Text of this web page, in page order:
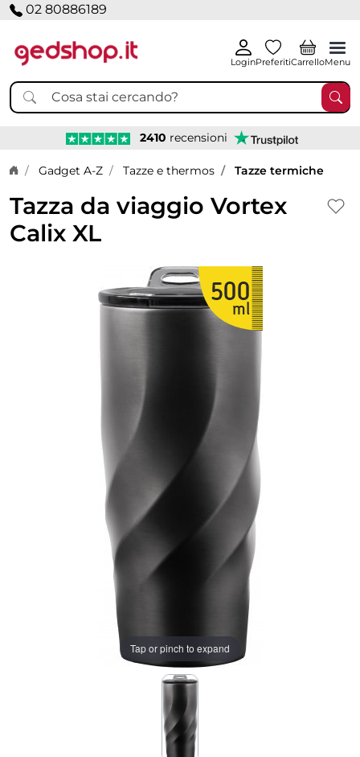
02 80886189
LoginPreferitiCarrelloMenu
2410 recensioni
Home page
Gadget A-Z Tazze e thermos Tazze termiche
Tazza da viaggio Vortex
Calix XL
Tap or pinch to expand